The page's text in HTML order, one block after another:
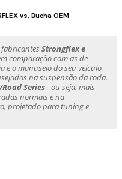
vs. Bucha OEM
Strongflex e
comparação com as de
e o manuseio do seu veículo,
na suspensão da roda.
Road Series- ou seja. mais
normais e na
projetado para tuning e